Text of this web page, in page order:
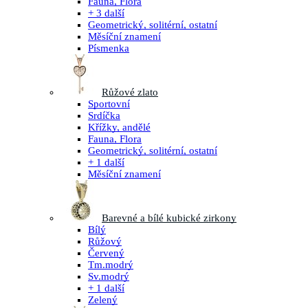
+ 3 další
Geometrický, solitérní, ostatní
Měsíční znamení
Písmenka
Růžové zlato
Sportovní
Srdíčka
Křížky, andělé
Fauna, Flora
Geometrický, solitérní, ostatní
+ 1 další
Měsíční znamení
Barevné a bílé kubické zirkony
Bílý
Růžový
Červený
Tm.modrý
Sv.modrý
+ 1 další
Zelený